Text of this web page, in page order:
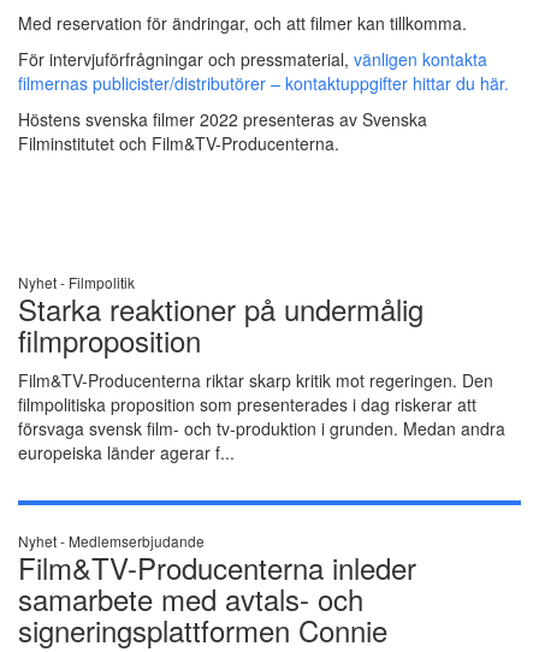
Med reservation för ändringar, och att filmer kan tillkomma.
För intervjuförfrågningar och pressmaterial, vänligen kontakta
filmernas publicister/distributörer – kontaktuppgifter hittar du här.
Höstens svenska filmer 2022 presenteras av Svenska
Filminstitutet och Film&TV-Producenterna.
Nyhet - Filmpolitik
Starka reaktioner på undermålig
filmproposition
Film&TV-Producenterna riktar skarp kritik mot regeringen. Den
filmpolitiska proposition som presenterades i dag riskerar att
försvaga svensk film- och tv-produktion i grunden. Medan andra
europeiska länder agerar f...
Nyhet - Medlemserbjudande
Film&TV-Producenterna inleder
samarbete med avtals- och
signeringsplattformen Connie